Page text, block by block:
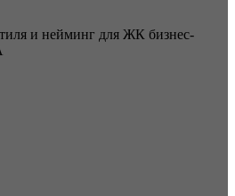
и нейминг для ЖК бизнес-